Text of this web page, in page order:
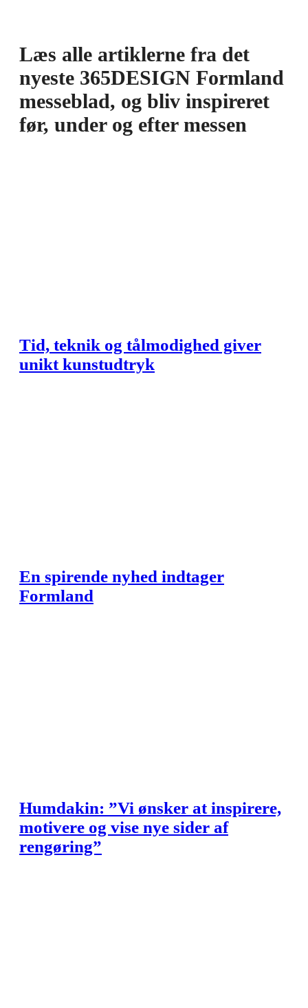
Læs alle artiklerne fra det
nyeste 365DESIGN Formland
messeblad, og bliv inspireret
før, under og efter messen
Tid, teknik og tålmodighed giver
unikt kunstudtryk
En spirende nyhed indtager
Formland
Humdakin: ”Vi ønsker at inspirere,
motivere og vise nye sider af
rengøring”